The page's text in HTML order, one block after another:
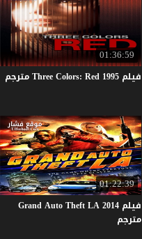
01:36:59
فيلم ThreeColors: Red 1995 مترجم
01:22:39
فيلم Grand Auto Theft LA 2014
مترجم